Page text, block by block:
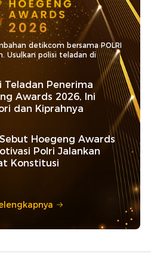
detikcom bersama POLRI
Usulkan polisi teladan di
Teladan Penerima
Awards 2026, Ini
dan Kiprahnya
Hoegeng Awards
Polri Jalankan
Konstitusi